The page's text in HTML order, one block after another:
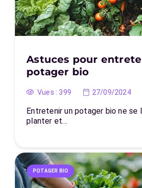
Astuces pour
potager bio
Vues : 399 27/09/2024
Entretenir un potager bio ne se
planter et…
POTAGER BIO